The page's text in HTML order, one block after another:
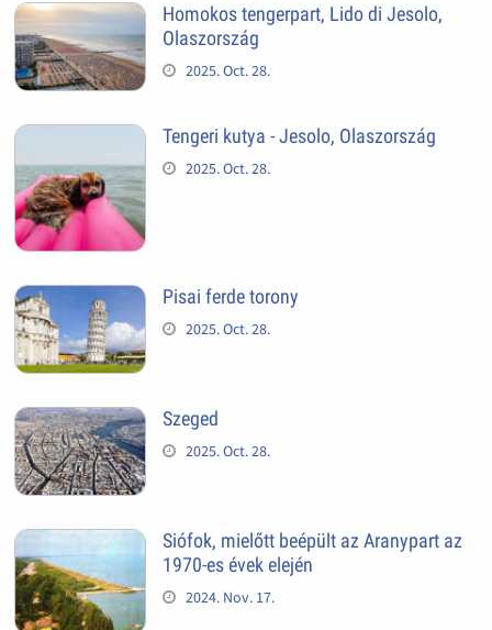
Homokos tengerpart, Lido di Jesolo,
Olaszország
2025. Oct. 28.
Tengeri kutya - Jesolo, Olaszország
2025. Oct. 28.
Pisai ferde torony
2025. Oct. 28.
Szeged
2025. Oct. 28.
Siófok, mielőtt beépült az Aranypart az
1970-es évek elején
2024. Nov. 17.